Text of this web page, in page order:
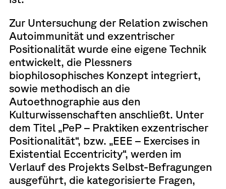
Zur Untersuchung der Relation zwischen
Autoimmunität und exzentrischer
Positionalität wurde eine eigene Technik
entwickelt, die Plessners
biophilosophisches Konzept integriert,
sowie methodisch an die
Autoethnographie aus den
Kulturwissenschaften anschließt. Unter
dem Titel „PeP – Praktiken exzentrischer
Positionalität“, bzw. „EEE – Exercises in
Existential Eccentricity“, werden im
Verlauf des Projekts Selbst-Befragungen
ausgeführt, die kategorisierte Fragen,